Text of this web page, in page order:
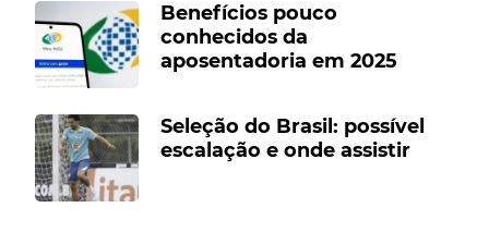
Benefícios pouco
conhecidos da
aposentadoria em 2025
Seleção do Brasil: possível
escalação e onde assistir